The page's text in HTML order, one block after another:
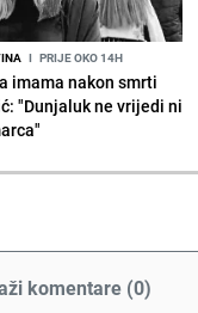
I PRIJE OKO 14H
imama nakon smrti
"Dunjaluk ne vrijedi ni
komentare (0)